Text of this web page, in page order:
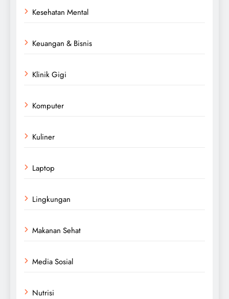
Kesehatan Mental
Keuangan & Bisnis
Klinik Gigi
Komputer
Kuliner
Laptop
Lingkungan
Makanan Sehat
Media Sosial
Nutrisi